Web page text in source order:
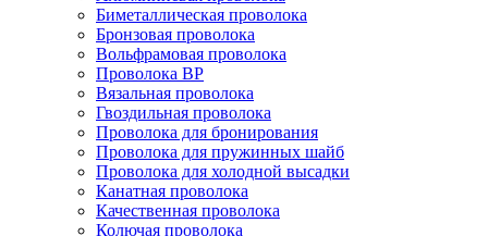
Биметаллическая проволока
Бронзовая проволока
Вольфрамовая проволока
Проволока ВР
Вязальная проволока
Гвоздильная проволока
Проволока для бронирования
Проволока для пружинных шайб
Проволока для холодной высадки
Канатная проволока
Качественная проволока
Колючая проволока